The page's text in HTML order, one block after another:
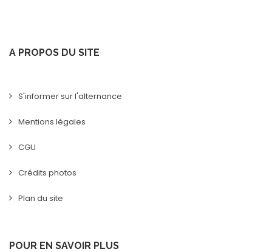
A PROPOS DU SITE
S'informer sur l'alternance
Mentions légales
CGU
Crédits photos
Plan du site
POUR EN SAVOIR PLUS